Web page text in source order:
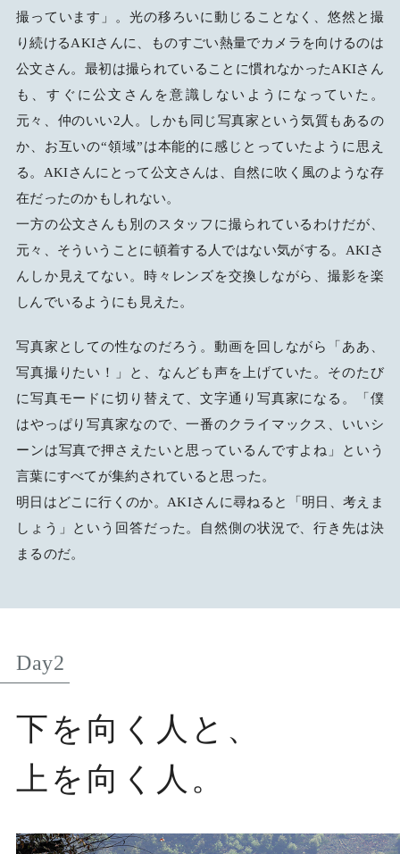
撮っています」。光の移ろいに動じることなく、悠然と撮
り続けるAKIさんに、ものすごい熱量でカメラを向けるのは
公文さん。最初は撮られていることに慣れなかったAKIさん
も、すぐに公文さんを意識しないようになっていた。
元々、仲のいい2人。しかも同じ写真家という気質もあるの
か、お互いの“領域”は本能的に感じとっていたように思え
る。AKIさんにとって公文さんは、自然に吹く風のような存
在だったのかもしれない。
一方の公文さんも別のスタッフに撮られているわけだが、
元々、そういうことに頓着する人ではない気がする。AKIさ
んしか見えてない。時々レンズを交換しながら、撮影を楽
しんでいるようにも見えた。
写真家としての性なのだろう。動画を回しながら「ああ、
写真撮りたい！」と、なんども声を上げていた。そのたび
に写真モードに切り替えて、文字通り写真家になる。「僕
はやっぱり写真家なので、一番のクライマックス、いいシ
ーンは写真で押さえたいと思っているんですよね」という
言葉にすべてが集約されていると思った。
明日はどこに行くのか。AKIさんに尋ねると「明日、考えま
しょう」という回答だった。自然側の状況で、行き先は決
まるのだ。
Day2
下を向く人と、
上を向く人。